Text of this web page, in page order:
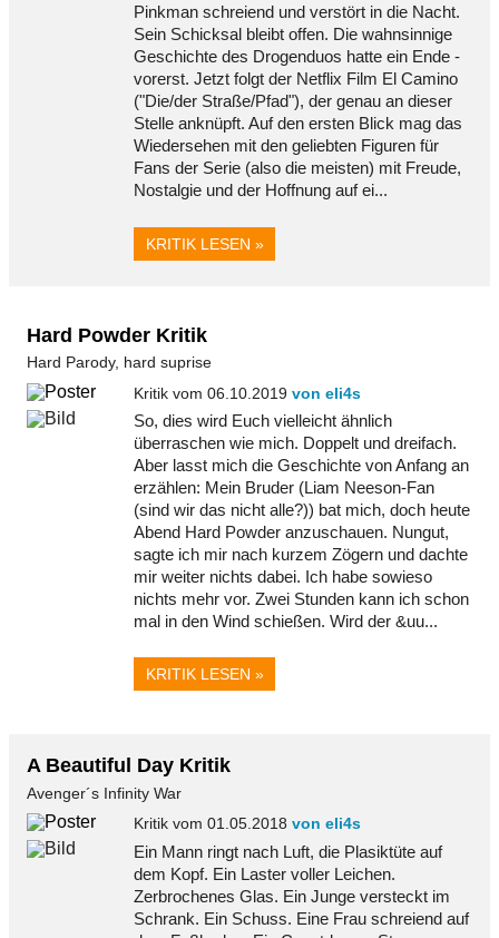
Pinkman schreiend und verstört in die Nacht.
Sein Schicksal bleibt offen. Die wahnsinnige
Geschichte des Drogenduos hatte ein Ende -
vorerst. Jetzt folgt der Netflix Film El Camino
("Die/der Straße/Pfad"), der genau an dieser
Stelle anknüpft. Auf den ersten Blick mag das
Wiedersehen mit den geliebten Figuren für
Fans der Serie (also die meisten) mit Freude,
Nostalgie und der Hoffnung auf ei...
KRITIK LESEN »
Hard Powder Kritik
Hard Parody, hard suprise
Kritik vom 06.10.2019 von eli4s
So, dies wird Euch vielleicht ähnlich
überraschen wie mich. Doppelt und dreifach.
Aber lasst mich die Geschichte von Anfang an
erzählen: Mein Bruder (Liam Neeson-Fan
(sind wir das nicht alle?)) bat mich, doch heute
Abend Hard Powder anzuschauen. Nungut,
sagte ich mir nach kurzem Zögern und dachte
mir weiter nichts dabei. Ich habe sowieso
nichts mehr vor. Zwei Stunden kann ich schon
mal in den Wind schießen. Wird der &uu...
KRITIK LESEN »
A Beautiful Day Kritik
Avenger´s Infinity War
Kritik vom 01.05.2018 von eli4s
Ein Mann ringt nach Luft, die Plasiktüte auf
dem Kopf. Ein Laster voller Leichen.
Zerbrochenes Glas. Ein Junge versteckt im
Schrank. Ein Schuss. Eine Frau schreiend auf